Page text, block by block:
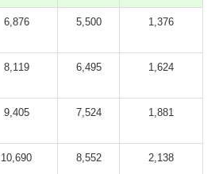
6,876 5,500 1,376
8,119 6,495 1,624
9,405 7,524 1,881
10,690 8,552 2,138